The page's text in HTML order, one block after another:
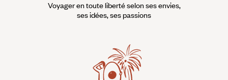
Voyager en toute liberté selon ses envies,
ses idées, ses passions